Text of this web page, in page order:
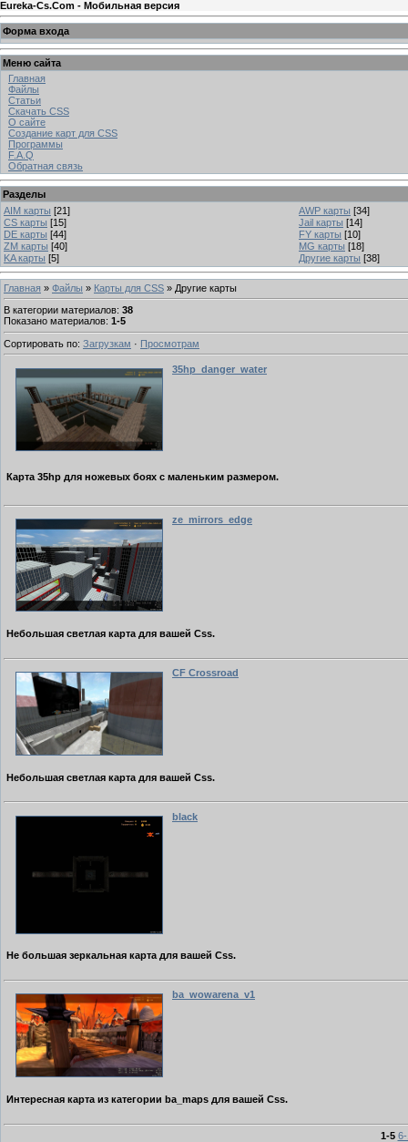
Eureka-Cs.Com - Мобильная версия
Форма входа
Меню сайта
Главная
Файлы
Статьи
Скачать CSS
О сайте
Создание карт для CSS
Программы
F.A.Q
Обратная связь
Разделы
AIM карты [21] AWP карты [34]
CS карты [15] Jail карты [14]
DE карты [44] FY карты [10]
ZM карты [40] MG карты [18]
KA карты [5] Другие карты [38]
Главная » Файлы » Карты для CSS » Другие карты
В категории материалов: 38
Показано материалов: 1-5
Сортировать по: Загрузкам · Просмотрам
35hp_danger_water
Карта 35hp для ножевых боях с маленьким размером.
ze_mirrors_edge
Небольшая светлая карта для вашей Css.
CF Crossroad
Небольшая светлая карта для вашей Css.
black
Не большая зеркальная карта для вашей Css.
ba_wowarena_v1
Интересная карта из категории ba_maps для вашей Css.
1-5